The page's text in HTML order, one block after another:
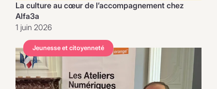
La culture au cœur de l’accompagnement chez
Alfa3a
1 juin 2026
Jeunesse et citoyenneté